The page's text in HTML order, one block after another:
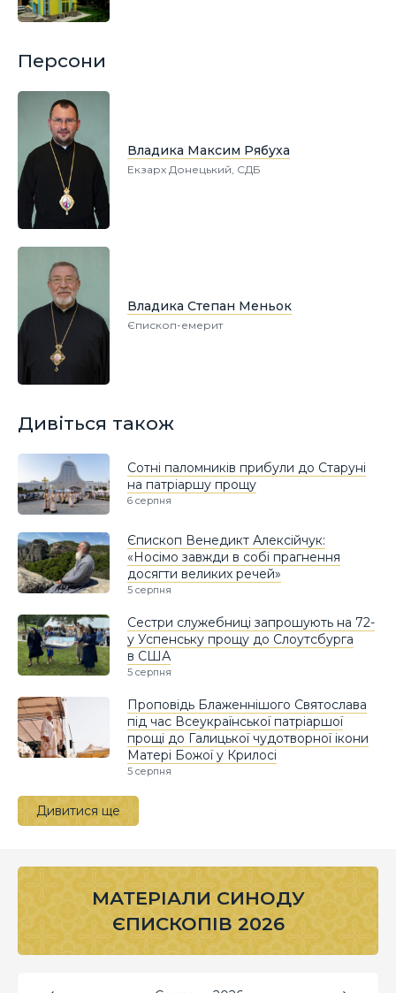
Персони
Владика Максим Рябуха
Екзарх Донецький, СДБ
Владика Степан Меньок
Єпископ-емерит
Дивіться також
Сотні паломників прибули до Старуні
на патріаршу прощу
6 серпня
Єпископ Венедикт Алексійчук:
«Носімо завжди в собі прагнення
досягти великих речей»
5 серпня
Сестри служебниці запрошують на 72-
у Успенську прощу до Слоутсбурга
в США
5 серпня
Проповідь Блаженнішого Святослава
під час Всеукраїнської патріаршої
прощі до Галицької чудотворної ікони
Матері Божої у Крилосі
5 серпня
Дивитися ще
МАТЕРІАЛИ СИНОДУ
ЄПИСКОПІВ 2026